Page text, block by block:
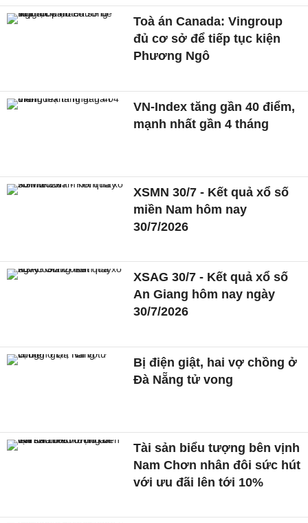
Toà án Canada: Vingroup
đủ cơ sở để tiếp tục kiện
Phương Ngô
VN-Index tăng gần 40 điểm,
mạnh nhất gần 4 tháng
XSMN 30/7 - Kết quả xổ số
miền Nam hôm nay
30/7/2026
XSAG 30/7 - Kết quả xổ số
An Giang hôm nay ngày
30/7/2026
Bị điện giật, hai vợ chồng ở
Đà Nẵng tử vong
Tài sản biểu tượng bên vịnh
Nam Chơn nhân đôi sức hút
với ưu đãi lên tới 10%